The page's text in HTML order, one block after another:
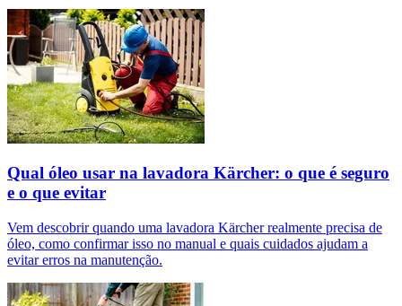
Qual óleo usar na lavadora Kärcher: o que é seguro
e o que evitar
Vem descobrir quando uma lavadora Kärcher realmente precisa de
óleo, como confirmar isso no manual e quais cuidados ajudam a
evitar erros na manutenção.